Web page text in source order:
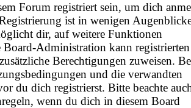
Forum registriert sein, um dich
ist in wenigen
dir, auf weitere Funktionen
Administration kann registrierten
Berechtigungen zuweisen.
und die verwandten
du dich registrierst. Bitte beachte
wenn du dich in diesem Board